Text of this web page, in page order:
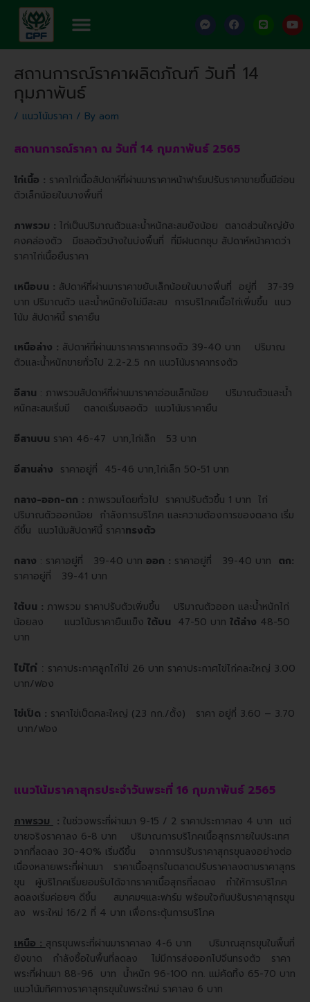
content
Menu F
a
e
o
o
s
e
g
e
F
a
e
b
o
o
L
i
e
Y
o
u
t
สถานการณ์ราคาผลิตภัณฑ์ วันที่ 14
กุมภาพันธ์
/ แนวโน้มราคา / By aom
สถานการณ์ราคา ณ วันที่ 14 กุมภาพันธ์ 2565
ไก่เนื้อ : ราคาไก่เนื้อสัปดาห์ที่ผ่านมาราคาหน้าฟาร์มปรับราคาขายขึ้นมีอ่อน
ตัวเล็กน้อยในบางพื้นที่
ภาพรวม : ไก่เป็นปริมาณตัวและน้ำหนักสะสมยังน้อย ตลาดส่วนใหญ่ยัง
คงคล่องตัว มีชลอตัวบ้างในบ่งพื้นที่ ที่มีฝนตกชุบ สัปดาห์หน้าคาดว่า
ราคาไก่เนื้อยืนราคา
เหนือบน : สัปดาห์ที่ผ่านมาราคาขยับเล็กน้อยในบางพื่นที่ อยู่ที่ 37-39
บาท ปริมาณตัว และน้ำหนักยังไม่มีสะสม การบริโภคเนื้อไก่เพิ่มขึ้น แนว
โน้ม สัปดาห์นี้ ราคายืน
เหนือล่าง : สัปดาห์ที่ผ่านมาราคาราคาทรงตัว 39-40 บาท ปริมาณ
ตัวและน้ำหนักขายทั่วไป 2.2-2.5 กก แนวโน้มราคาทรงตัว
อีสาน : ภาพรวมสัปดาห์ที่ผ่านมาราคาอ่อนเล็กน้อย ปริมาณตัวและน้ำ
หนักสะสมเริ่มมี ตลาดเริ่มชลอตัว แนวโน้มราคายืน
อีสานบน ราคา 46-47 บาท,ไก่เล็ก 53 บาท
อีสานล่าง ราคาอยู่ที่ 45-46 บาท,ไก่เล็ก 50-51 บาท
กลาง-ออก-ตก : ภาพรวมโดยทั่วไป ราคาปรับตัวขึ้น 1 บาท ไก่
ปริมาณตัวออกน้อย กำลังการบริโภค และความต้องการของตลาด เริ่ม
ดีขึ้น แนวโน้มสัปดาห์นี้ ราคาทรงตัว
กลาง : ราคาอยู่ที่ 39-40 บาท ออก : ราคาอยู่ที่ 39-40 บาท ตก:
ราคาอยู่ที่ 39-41 บาท
ใต้บน : ภาพรวม ราคาปรับตัวเพิ่มขึ้น ปริมาณตัวออก และน้ำหนักไก่
น้อยลง แนวโน้มราคายืนแข็ง ใต้บน 47-50 บาท ใต้ล่าง 48-50
บาท
ไข่ไก่ : ราคาประกาศลูกไก่ไข่ 26 บาท ราคาประกาศไข่ไก่คละใหญ่ 3.00
บาท/ฟอง
ไข่เป็ด : ราคาไข่เป็ดคละใหญ่ (23 กก./ตั้ง) ราคา อยู่ที่ 3.60 – 3.70
บาท/ฟอง
แนวโน้มราคาสุกรประจำวันพระที่ 16 กุมภาพันธ์ 2565
ภาพรวม : ในช่วงพระที่ผ่านมา 9-15 / 2 ราคาประกาศลง 4 บาท แต่
ขายจริงราคาลง 6-8 บาท ปริมาณการบริโภคเนื้อสุกรภายในประเทศ
จากที่ลดลง 30-40% เริ่มดีขึ้น จากการปรับราคาสุกรขุนลงอย่างต่อ
เนื่องหลายพระที่ผ่านมา ราคาเนื้อสุกรในตลาดปรับราคาลงตามราคาสุกร
ขุน ผู้บริโภคเริ่มยอมรับได้จากราคาเนื้อสุกรที่ลดลง ทำให้การบริโภค
ลดลงเริ่มค่อยๆ ดีขึ้น สมาคมฯและฟาร์ม พร้อมใจกันปรับราคาสุกรขุน
ลง พระใหม่ 16/2 ที่ 4 บาท เพื่อกระตุ้นการบริโภค
เหนือ : สุกรขุนพระที่ผ่านมาราคาลง 4-6 บาท ปริมาณสุกรขุนในพื้นที่
ยังขาด กำลังซื้อในพื้นที่ลดลง ไม่มีการส่งออกไปจีนทรงตัว ราคา
พระที่ผ่านมา 88-96 บาท น้ำหนัก 96-100 กก. แม่คัดทิ้ง 65-70 บาท
แนวโน้มทิศทางราคาสุกรขุนในพระใหม่ ราคาลง 6 บาท
navigation